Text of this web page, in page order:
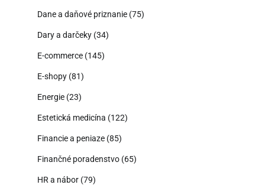
Dane a daňové priznanie (75)
Dary a darčeky (34)
E-commerce (145)
E-shopy (81)
Energie (23)
Estetická medicína (122)
Financie a peniaze (85)
Finančné poradenstvo (65)
HR a nábor (79)